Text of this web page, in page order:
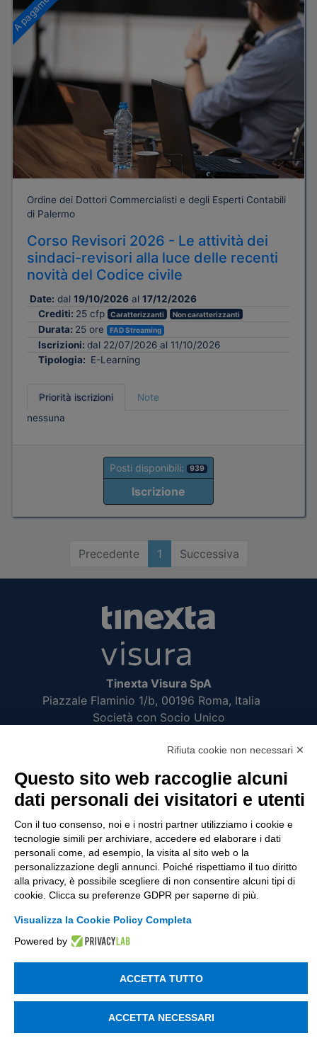
Ordine dei Dottori Commercialisti e degli Esperti Contabili
di Palermo
Corso Revisori 2026 - Le attività dei
sindaci-revisori alla luce delle recenti
novità del Codice civile
Date: dal 19/10/2026 al 17/12/2026
Crediti: 25 cfp Caratterizzanti Non caratterizzanti
Durata: 25 ore FAD Streaming
Iscrizioni: dal 22/07/2026 al 11/10/2026
Tipologia: E-Learning
Priorità iscrizioni
Note
nessuna
Posti disponibili: 939
Iscrizione
Precedente 1 Successiva
Tinexta Visura SpA
Piazzale Flaminio 1/b, 00196 Roma, Italia
Società con Socio Unico
di Tinexta SpA
UTILITÀ
Recupero Password
Verifica attestato di presenza
POLICIES AND TERMS
Informativa cookie
© 2003 - 2026 Tinexta Visura S.p.A.
Rifiuta cookie non necessari ✕
Questo sito web raccoglie alcuni
dati personali dei visitatori e utenti
Con il tuo consenso, noi e i nostri partner utilizziamo i cookie e
tecnologie simili per archiviare, accedere ed elaborare i dati
personali come, ad esempio, la visita al sito web o la
personalizzazione degli annunci. Poiché rispettiamo il tuo diritto
alla privacy, è possibile scegliere di non consentire alcuni tipi di
cookie. Clicca su preferenze GDPR per saperne di più.
Visualizza la Cookie Policy Completa
Powered by
ACCETTA TUTTO
ACCETTA NECESSARI